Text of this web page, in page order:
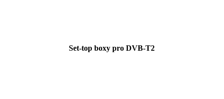
Set-top boxy pro DVB-T2